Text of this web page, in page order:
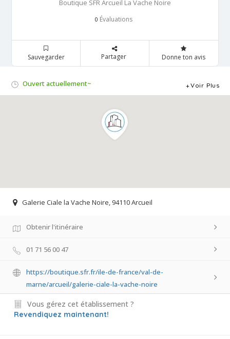
Boutique SFR Arcueil La Vache Noire
0 Évaluations
Sauvegarder Partager Donne ton avis
Ouvert actuellement~ Voir Plus
Galerie Ciale la Vache Noire, 94110 Arcueil
Obtenir l'itinéraire
01 71 56 00 47
https://boutique.sfr.fr/ile-de-france/val-de-
marne/arcueil/galerie-ciale-la-vache-noire
Vous gérez cet établissement ?
Revendiquez maintenant!